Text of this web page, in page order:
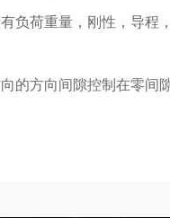
荷重量，刚性，导程
方向间隙控制在零间隙